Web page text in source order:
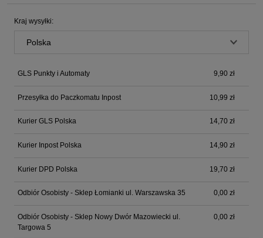
Kraj wysyłki:
GLS Punkty i Automaty 9,90 zł
Przesyłka do Paczkomatu Inpost 10,99 zł
Kurier GLS Polska 14,70 zł
Kurier Inpost Polska 14,90 zł
Kurier DPD Polska 19,70 zł
Odbiór Osobisty - Sklep Łomianki ul. Warszawska 35 0,00 zł
Odbiór Osobisty - Sklep Nowy Dwór Mazowiecki ul.
Targowa 5
0,00 zł